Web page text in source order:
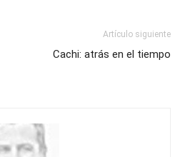
Artículo siguiente
Cachi: atrás en el tiempo